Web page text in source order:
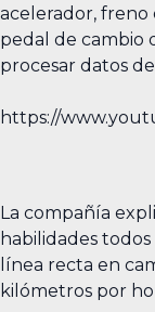
acelerador,
pedal de cambio
procesar datos
https://
La compañía
habilidades
línea recta en
kilómetros por